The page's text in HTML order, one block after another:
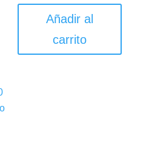
Añadir al
carrito